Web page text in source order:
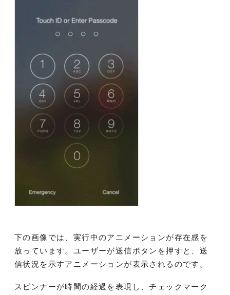
下の画像では、実行中のアニメーションが存在感を
放っています。ユーザーが送信ボタンを押すと、送
信状況を示すアニメーションが表示されるのです。
スピンナーが時間の経過を表現し、チェックマーク